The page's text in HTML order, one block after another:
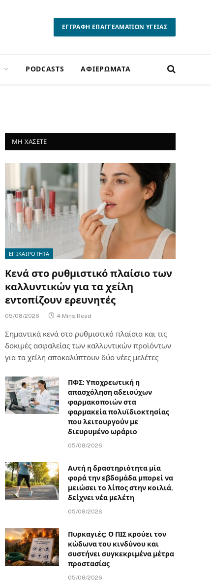
ΕΓΓΡΑΦΗ ΕΠΑΓΓΕΛΜΑΤΙΩΝ ΥΓΕΙΑΣ
PODCASTS ΑΦΙΕΡΩΜΑΤΑ
ΜΗ ΧΑΣΕΤΕ
ΕΠΙΚΑΙΡΟΤΗΤΑ
Κενά στο ρυθμιστικό πλαίσιο των
καλλυντικών για τα χείλη
εντοπίζουν ερευνητές
05/08/2026 4 Mins Read
Σημαντικά κενά στο ρυθμιστικό πλαίσιο και τις
δοκιμές ασφαλείας των καλλυντικών προϊόντων
για τα χείλη αποκαλύπτουν δύο νέες μελέτες
ΠΦΣ: Υποχρεωτική η
απασχόληση αδειούχων
φαρμακοποιών στα
φαρμακεία πολυϊδιοκτησίας
που λειτουργούν με
διευρυμένο ωράριο
05/08/2026
Αυτή η δραστηριότητα μία
φορά την εβδομάδα μπορεί να
μειώσει το λίπος στην κοιλιά,
δείχνει νέα μελέτη
05/08/2026
Πυρκαγιές: Ο ΠΙΣ κρούει τον
κώδωνα του κινδύνου και
συστήνει συγκεκριμένα μέτρα
προστασίας
05/08/2026